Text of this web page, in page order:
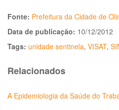
Fonte: Prefeitura da Cidade de
Data de publicação: 10/12/2012
Tags: unidade sentinela, VISAT,
Relacionados
A Epidemiologia da Saúde do